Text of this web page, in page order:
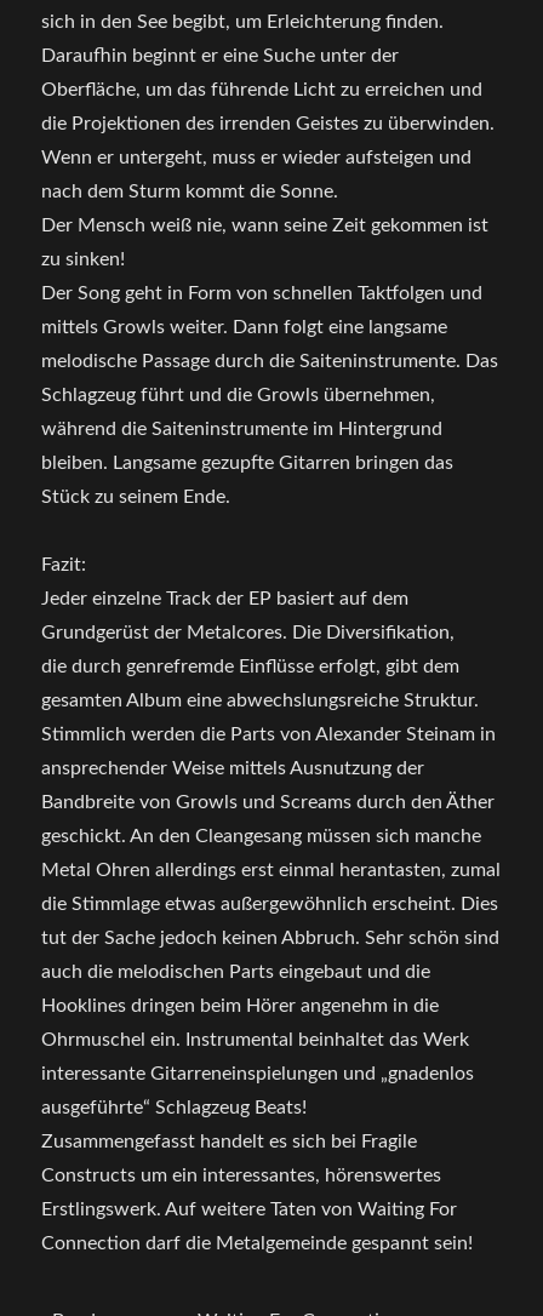
sich in den See begibt, um Erleichterung finden.
Daraufhin beginnt er eine Suche unter der
Oberfläche, um das führende Licht zu erreichen und
die Projektionen des irrenden Geistes zu überwinden.
Wenn er untergeht, muss er wieder aufsteigen und
nach dem Sturm kommt die Sonne.
Der Mensch weiß nie, wann seine Zeit gekommen ist
zu sinken!
Der Song geht in Form von schnellen Taktfolgen und
mittels Growls weiter. Dann folgt eine langsame
melodische Passage durch die Saiteninstrumente. Das
Schlagzeug führt und die Growls übernehmen,
während die Saiteninstrumente im Hintergrund
bleiben. Langsame gezupfte Gitarren bringen das
Stück zu seinem Ende.
Fazit:
Jeder einzelne Track der EP basiert auf dem
Grundgerüst der Metalcores. Die Diversifikation,
die durch genrefremde Einflüsse erfolgt, gibt dem
gesamten Album eine abwechslungsreiche Struktur.
Stimmlich werden die Parts von Alexander Steinam in
ansprechender Weise mittels Ausnutzung der
Bandbreite von Growls und Screams durch den Äther
geschickt. An den Cleangesang müssen sich manche
Metal Ohren allerdings erst einmal herantasten, zumal
die Stimmlage etwas außergewöhnlich erscheint. Dies
tut der Sache jedoch keinen Abbruch. Sehr schön sind
auch die melodischen Parts eingebaut und die
Hooklines dringen beim Hörer angenehm in die
Ohrmuschel ein. Instrumental beinhaltet das Werk
interessante Gitarreneinspielungen und „gnadenlos
ausgeführte“ Schlagzeug Beats!
Zusammengefasst handelt es sich bei Fragile
Constructs um ein interessantes, hörenswertes
Erstlingswerk. Auf weitere Taten von Waiting For
Connection darf die Metalgemeinde gespannt sein!